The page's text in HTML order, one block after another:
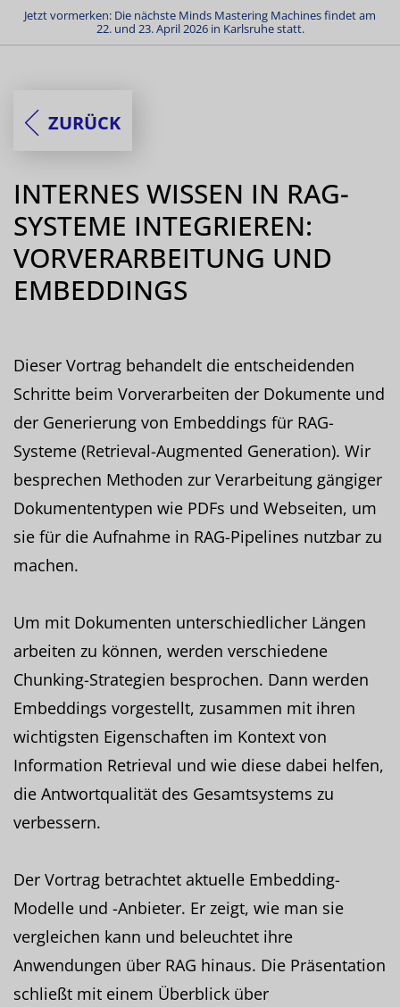
Jetzt vormerken: Die nächste Minds Mastering Machines findet am
22. und 23. April 2026 in Karlsruhe statt.
ZURÜCK
INTERNES WISSEN IN RAG-
SYSTEME INTEGRIEREN:
VORVERARBEITUNG UND
EMBEDDINGS
Dieser Vortrag behandelt die entscheidenden
Schritte beim Vorverarbeiten der Dokumente und
der Generierung von Embeddings für RAG-
Systeme (Retrieval-Augmented Generation). Wir
besprechen Methoden zur Verarbeitung gängiger
Dokumententypen wie PDFs und Webseiten, um
sie für die Aufnahme in RAG-Pipelines nutzbar zu
machen.
Um mit Dokumenten unterschiedlicher Längen
arbeiten zu können, werden verschiedene
Chunking-Strategien besprochen. Dann werden
Embeddings vorgestellt, zusammen mit ihren
wichtigsten Eigenschaften im Kontext von
Information Retrieval und wie diese dabei helfen,
die Antwortqualität des Gesamtsystems zu
verbessern.
Der Vortrag betrachtet aktuelle Embedding-
Modelle und -Anbieter. Er zeigt, wie man sie
vergleichen kann und beleuchtet ihre
Anwendungen über RAG hinaus. Die Präsentation
schließt mit einem Überblick über